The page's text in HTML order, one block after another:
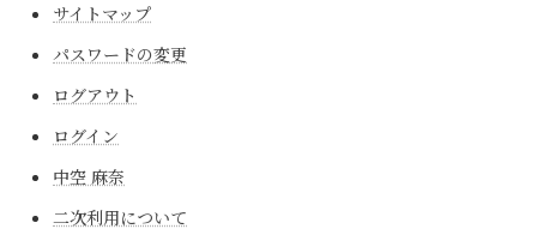
サイトマップ
パスワードの変更
ログアウト
ログイン
中空 麻奈
二次利用について